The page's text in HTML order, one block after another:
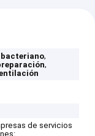
bacteriano,
,
de servicios